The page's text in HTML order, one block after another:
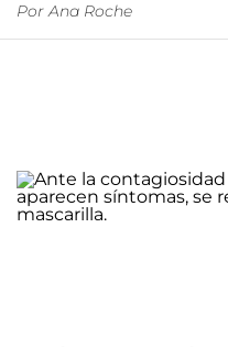
Por Ana Roche